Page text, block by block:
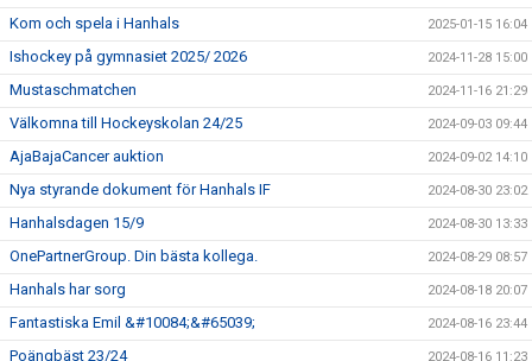
Kom och spela i Hanhals 2025-01-15 16:04
Ishockey på gymnasiet 2025/ 2026 2024-11-28 15:00
Mustaschmatchen 2024-11-16 21:29
Välkomna till Hockeyskolan 24/25 2024-09-03 09:44
AjaBajaCancer auktion 2024-09-02 14:10
Nya styrande dokument för Hanhals IF 2024-08-30 23:02
Hanhalsdagen 15/9 2024-08-30 13:33
OnePartnerGroup. Din bästa kollega. 2024-08-29 08:57
Hanhals har sorg 2024-08-18 20:07
Fantastiska Emil &#10084;&#65039; 2024-08-16 23:44
Poängbäst 23/24 2024-08-16 11:23